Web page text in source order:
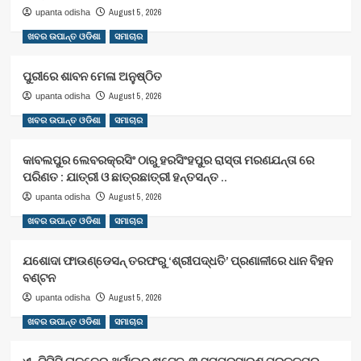
upanta odisha August 5, 2026
ଖବର ଉପାନ୍ତ ଓଡିଶା ସମାଚାର
ପୁରୀରେ ଶାବନ ମେଳା ଅନୁଷ୍ଠିତ
upanta odisha August 5, 2026
ଖବର ଉପାନ୍ତ ଓଡିଶା ସମାଚାର
କାବଲପୁର ଲେବରକ୍ରସିଂ ଠାରୁ ହରସିଂହପୁର ରାସ୍ତା ମରଣଯନ୍ତା ରେ
ପରିଣତ : ଯାତ୍ରୀ ଓ ଛାତ୍ରଛାତ୍ରୀ ହନ୍ତସନ୍ତ ..
upanta odisha August 5, 2026
ଖବର ଉପାନ୍ତ ଓଡିଶା ସମାଚାର
ଯଶୋଦା ଫାଉଣ୍ଡେସନ୍ ତରଫରୁ ‘ଶ୍ରୀପଦ୍ଧତି’ ପ୍ରଣାଳୀରେ ଧାନ ବିହନ
ବଣ୍ଟନ
upanta odisha August 5, 2026
ଖବର ଉପାନ୍ତ ଓଡିଶା ସମାଚାର